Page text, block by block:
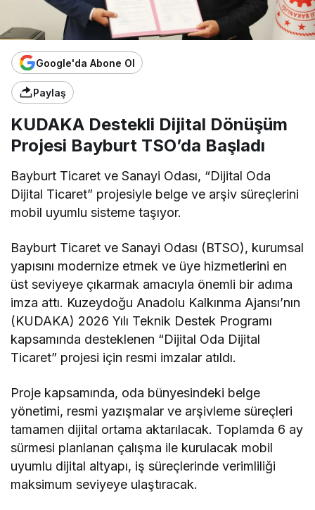
Google'da Abone Ol
Paylaş
KUDAKA Destekli Dijital Dönüşüm
Projesi Bayburt TSO’da Başladı
Bayburt Ticaret ve Sanayi Odası, “Dijital Oda
Dijital Ticaret” projesiyle belge ve arşiv süreçlerini
mobil uyumlu sisteme taşıyor.
Bayburt Ticaret ve Sanayi Odası (BTSO), kurumsal
yapısını modernize etmek ve üye hizmetlerini en
üst seviyeye çıkarmak amacıyla önemli bir adıma
imza attı. Kuzeydoğu Anadolu Kalkınma Ajansı’nın
(KUDAKA) 2026 Yılı Teknik Destek Programı
kapsamında desteklenen “Dijital Oda Dijital
Ticaret” projesi için resmi imzalar atıldı.
Proje kapsamında, oda bünyesindeki belge
yönetimi, resmi yazışmalar ve arşivleme süreçleri
tamamen dijital ortama aktarılacak. Toplamda 6 ay
sürmesi planlanan çalışma ile kurulacak mobil
uyumlu dijital altyapı, iş süreçlerinde verimliliği
maksimum seviyeye ulaştıracak.